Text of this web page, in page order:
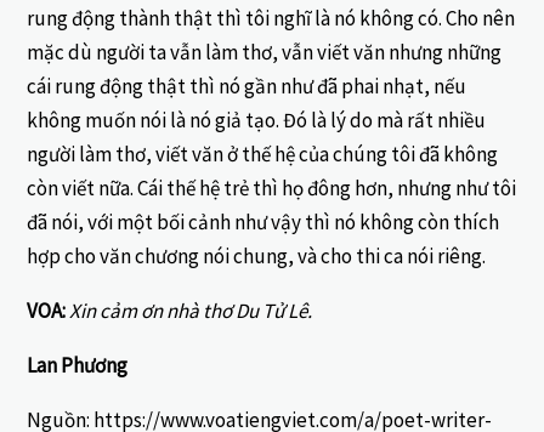
rung động thành thật thì tôi nghĩ là nó không có. Cho nên
mặc dù người ta vẫn làm thơ, vẫn viết văn nhưng những
cái rung động thật thì nó gần như đã phai nhạt, nếu
không muốn nói là nó giả tạo. Đó là lý do mà rất nhiều
người làm thơ, viết văn ở thế hệ của chúng tôi đã không
còn viết nữa. Cái thế hệ trẻ thì họ đông hơn, nhưng như tôi
đã nói, với một bối cảnh như vậy thì nó không còn thích
hợp cho văn chương nói chung, và cho thi ca nói riêng.
VOA:Xin cảm ơn nhà thơ Du Tử Lê.
Lan Phương
Nguồn: https://www.voatiengviet.com/a/poet-writer-